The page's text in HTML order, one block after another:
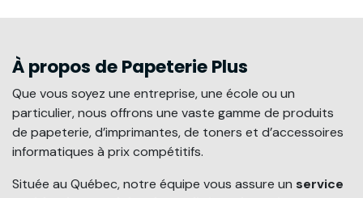
À propos de Papeterie Plus
Que vous soyez une entreprise, une école ou un
particulier, nous offrons une vaste gamme de produits
de papeterie, d’imprimantes, de toners et d’accessoires
informatiques à prix compétitifs.
Située au Québec, notre équipe vous assure un service